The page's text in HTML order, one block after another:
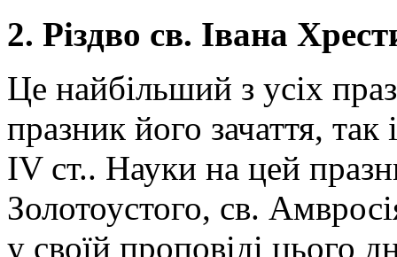
2. Різдво св. Івана
Це найбільший з усіх
празник його зачаття,
IV ст.. Науки на цей
Золотоустого, св.
у своїй проповіді цього